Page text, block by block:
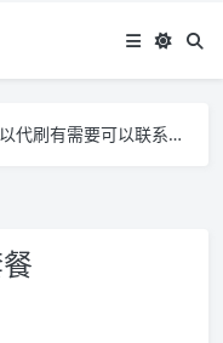
要可以联系邮箱i@tuzi.la
要可以联系邮箱i@tuzi.la